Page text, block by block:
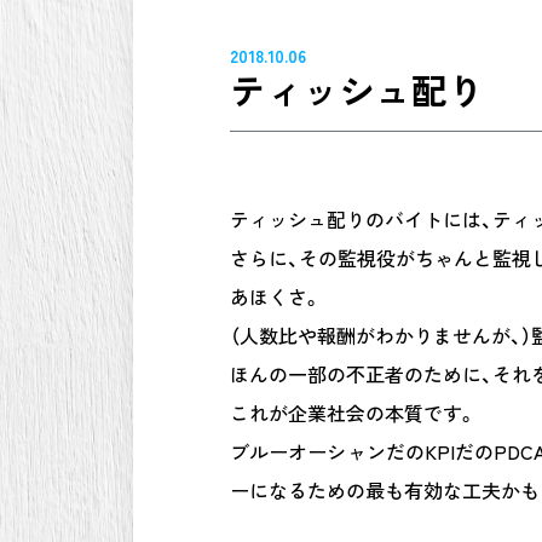
2018.10.06
ティッシュ配り
ティッシュ配りのバイトには、テ
さらに、その監視役がちゃんと監
あほくさ。
（人数比や報酬がわかりませんが、
ほんの一部の不正者のために、そ
これが企業社会の本質です。
ブルーオーシャンだのKPIだの
ーになるための最も有効な工夫か